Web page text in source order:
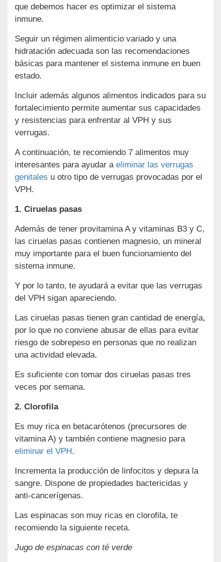
que debemos hacer es optimizar el sistema
inmune.
Seguir un régimen alimenticio variado y una
hidratación adecuada son las recomendaciones
básicas para mantener el sistema inmune en buen
estado.
Incluir además algunos alimentos indicados para su
fortalecimiento permite aumentar sus capacidades
y resistencias para enfrentar al VPH y sus
verrugas.
A continuación, te recomiendo 7 alimentos muy
interesantes para ayudar a eliminar las verrugas
genitales u otro tipo de verrugas provocadas por el
VPH.
1. Ciruelas pasas
Además de tener provitamina A y vitaminas B3 y C,
las ciruelas pasas contienen magnesio, un mineral
muy importante para el buen funcionamiento del
sistema inmune.
Y por lo tanto, te ayudará a evitar que las verrugas
del VPH sigan apareciendo.
Las ciruelas pasas tienen gran cantidad de energía,
por lo que no conviene abusar de ellas para evitar
riesgo de sobrepeso en personas que no realizan
una actividad elevada.
Es suficiente con tomar dos ciruelas pasas tres
veces por semana.
2. Clorofila
Es muy rica en betacarótenos (precursores de
vitamina A) y también contiene magnesio para
eliminar el VPH.
Incrementa la producción de linfocitos y depura la
sangre. Dispone de propiedades bactericidas y
anti-cancerígenas.
Las espinacas son muy ricas en clorofila, te
recomiendo la siguiente receta.
Jugo de espinacas con té verde